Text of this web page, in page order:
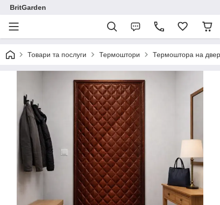
BritGarden
Товари та послуги Термоштори Термоштора на